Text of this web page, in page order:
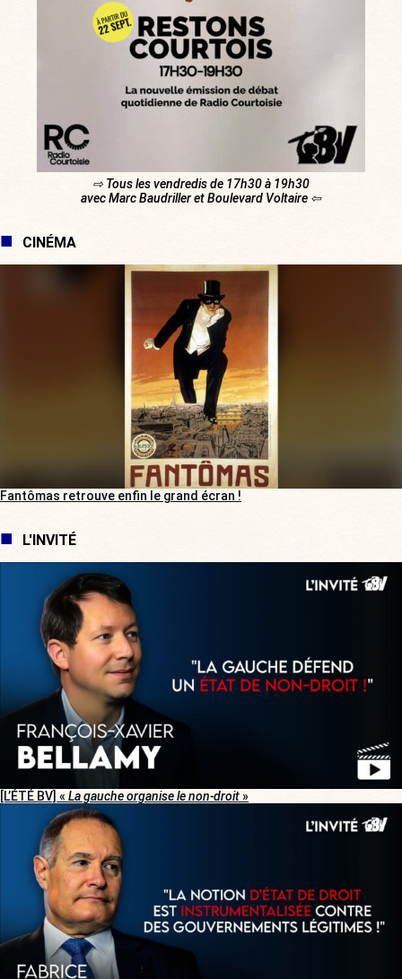
⇨ Tous les vendredis de 17h30 à 19h30
avec Marc Baudriller et Boulevard Voltaire ⇦
CINÉMA
Fantômas retrouve enfin le grand écran !
L'INVITÉ
[L’ÉTÉ BV] « La gauche organise le non-droit»